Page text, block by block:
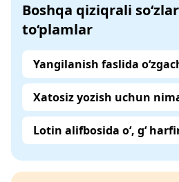
Boshqa qiziqrali
to‘plamlar
Yangilanish faslida
Xatosiz yozish uchun
Lotin alifbosida o‘, g‘